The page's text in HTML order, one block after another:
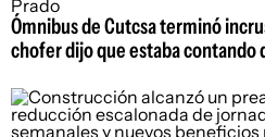
Ómnibus de Cutcsa terminó
chofer dijo que estaba